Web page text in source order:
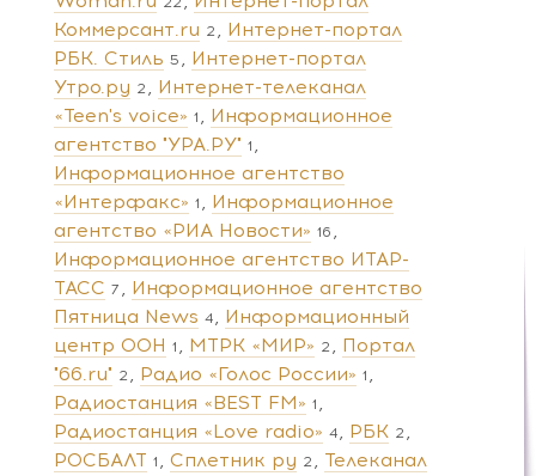
Коммерсант.ru 2
Интернет-портал
РБК. Стиль 5
Интернет-портал
Утро.ру 2
Интернет-телеканал
«Teen's voice» 1
Информационное
агентство "УРА.РУ" 1
Информационное агентство
«Интерфакс» 1
Информационное
агентство «РИА Новости» 16
Информационное агентство ИТАР-
ТАСС 7
Информационное агентство
Пятница News 4
Информационный
центр ООН 1 МТРК «МИР» 2
Портал
"66.ru" 2 Радио «Голос России» 1
Радиостанция «BEST FM» 1
Радиостанция «Love radio» 4 РБК 2
РОСБАЛТ 1 Сплетник ру 2 Телеканал